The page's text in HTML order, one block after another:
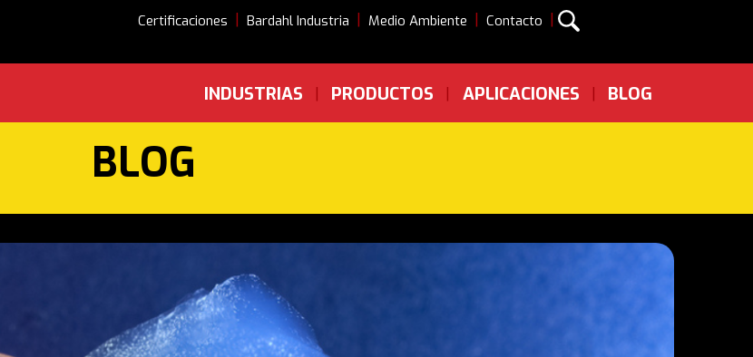
Certificaciones | Bardahl Industria | Medio Ambiente | Contacto |
INDUSTRIAS | PRODUCTOS | APLICACIONES | BLOG
BLOG